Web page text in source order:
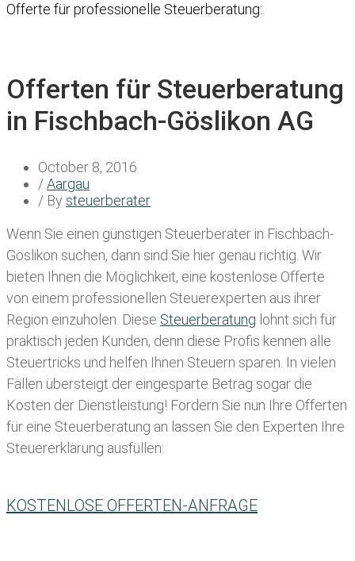
Offerte für professionelle Steuerberatung:
Offerten für Steuerberatung
in Fischbach-Göslikon AG
October 8, 2016
/Aargau
/ By steuerberater
Wenn Sie einen günstigen Steuerberater in Fischbach-
Göslikon suchen, dann sind Sie hier genau richtig. Wir
bieten Ihnen die Möglichkeit, eine kostenlose Offerte
von einem professionellen Steuerexperten aus ihrer
Region einzuholen. Diese Steuerberatung lohnt sich für
praktisch jeden Kunden, denn diese Profis kennen alle
Steuertricks und helfen Ihnen Steuern sparen. In vielen
Fällen übersteigt der eingesparte Betrag sogar die
Kosten der Dienstleistung! Fordern Sie nun Ihre Offerten
für eine Steuerberatung an lassen Sie den Experten Ihre
Steuererklärung ausfüllen:
KOSTENLOSE OFFERTEN-ANFRAGE